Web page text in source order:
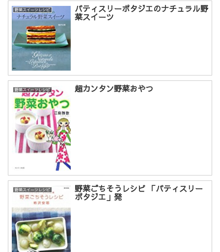
野菜スイーツレシピ パティスリーポタジエのナチュラル野
菜スイーツ
野菜スイーツレシピ 超カンタン野菜おやつ
野菜スイーツレシピ 野菜ごちそうレシピ 「パティスリー
ポタジエ」発